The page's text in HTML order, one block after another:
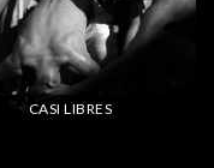
CASI LIBRES